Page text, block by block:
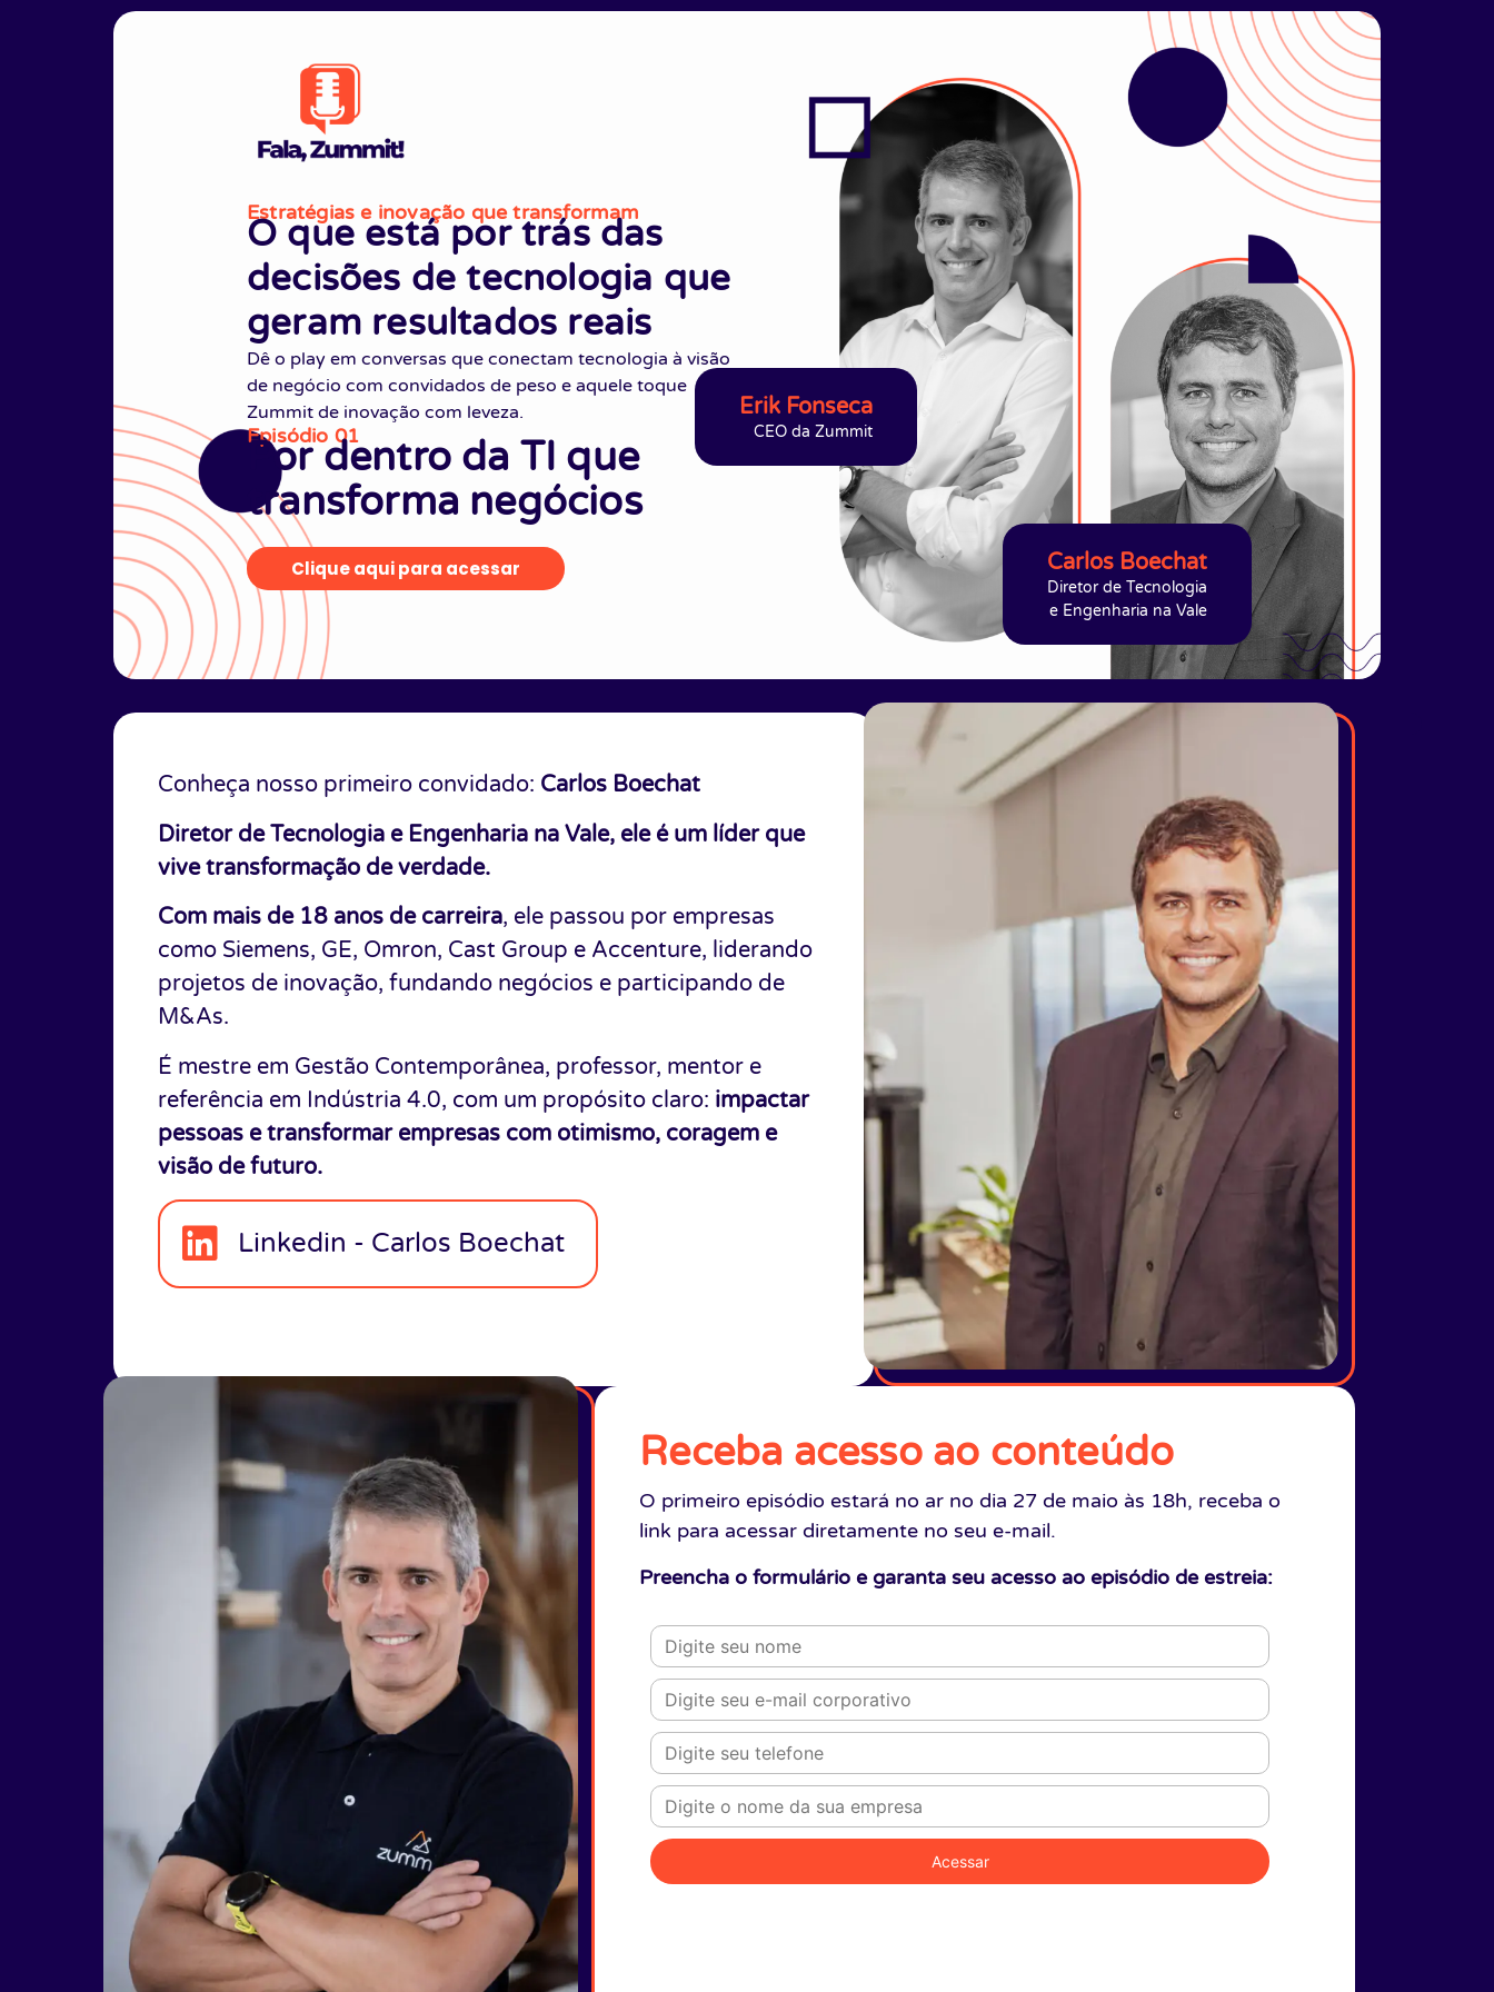
Estratégias e inovação que transformam
O que está por trás das
decisões de tecnologia que
geram resultados reais
Dê o play em conversas que conectam tecnologia à visão
de negócio com convidados de peso e aquele toque
Zummit de inovação com leveza.
Episódio 01
Por dentro da TI que
transforma negócios
Clique aqui para acessar
Erik Fonseca
CEO da Zummit
Carlos Boechat
Diretor de Tecnologia
e Engenharia na Vale
Conheça nosso primeiro convidado: Carlos Boechat
Diretor de Tecnologia e Engenharia na Vale, ele é um líder que
vive transformação de verdade.
Com mais de 18 anos de carreira, ele passou por empresas
como Siemens, GE, Omron, Cast Group e Accenture, liderando
projetos de inovação, fundando negócios e participando de
M&As.
É mestre em Gestão Contemporânea, professor, mentor e
referência em Indústria 4.0, com um propósito claro: impactar
pessoas e transformar empresas com otimismo, coragem e
visão de futuro.
Linkedin - Carlos Boechat
Receba acesso ao conteúdo
O primeiro episódio estará no ar no dia 27 de maio às 18h, receba o
link para acessar diretamente no seu e-mail.
Preencha o formulário e garanta seu acesso ao episódio de estreia: